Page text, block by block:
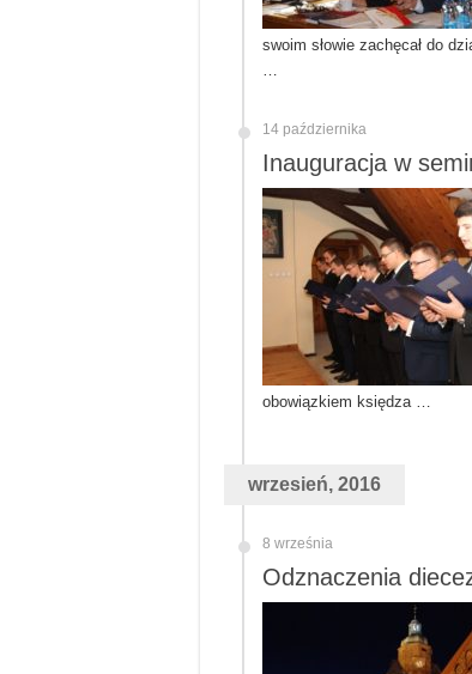
swoim słowie zachęcał do
…
14 października
Inauguracja w
obowiązkiem księdza …
wrzesień, 2016
8 września
Odznaczenia